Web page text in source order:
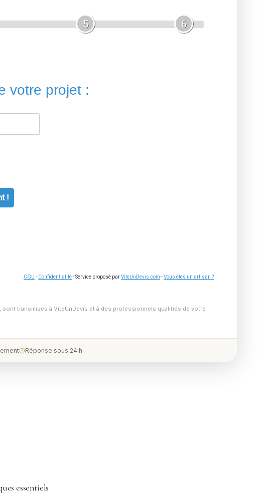
5 6
votre projet :
!
CGU - Confidentialité- Service proposé parViteUnDevis.com -Vous êtes un artisan ?
sont transmises à ViteUnDevis et à des professionnels qualifiés de votre
Réponse sous 24 h
essentiels